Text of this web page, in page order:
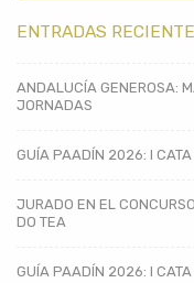
ENTRADAS
ANDALUCÍA GENEROSA:
JORNADAS
GUÍA PAADÍN 2026: I CATA
JURADO EN EL
DO TEA
GUÍA PAADÍN 2026: I CATA